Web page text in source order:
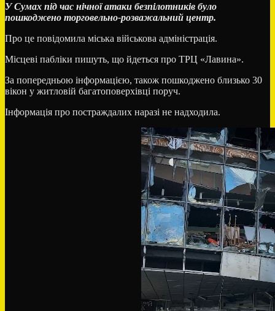
У Сумах під час нічної атаки безпілотників було
пошкоджено торговельно-розважальний центр.
Про це повідомила міська військова адміністрація.
Місцеві пабліки пишуть, що йдеться про ТРЦ «Лавина».
За попередньою інформацією, також пошкоджено близько 30
вікон у житловій багатоповерхівці поруч.
Інформація про постраждалих наразі не надходила.